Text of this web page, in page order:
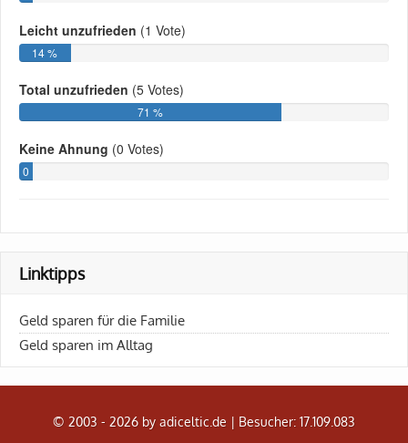
Linktipps
Geld sparen für die Familie
Geld sparen im Alltag
© 2003 - 2026 by adiceltic.de | Besucher: 17.109.083